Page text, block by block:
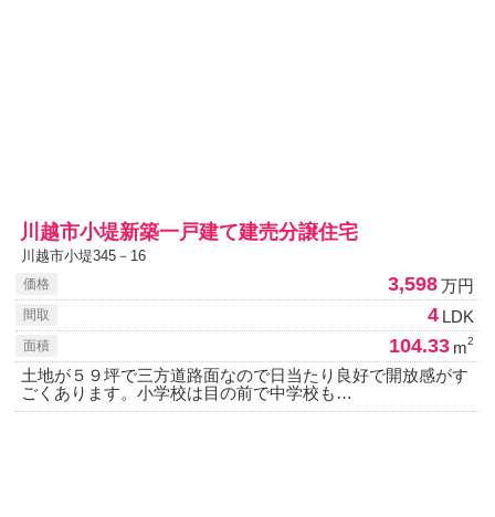
川越市小堤新築一戸建て建売分譲住宅
川越市小堤345－16
価格 3,598 万円
間取 4 LDK
面積 104.33 m2
土地が５９坪で三方道路面なので日当たり良好で開放感がす
ごくあります。小学校は目の前で中学校も…